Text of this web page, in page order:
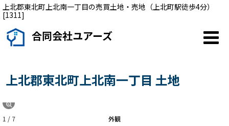
上北郡東北町上北南一丁目の売買土地・売地（上北町駅徒歩4分）
[1311]
合同会社ユアーズ
上北郡東北町上北南一丁目 土地
外観
1 / 7